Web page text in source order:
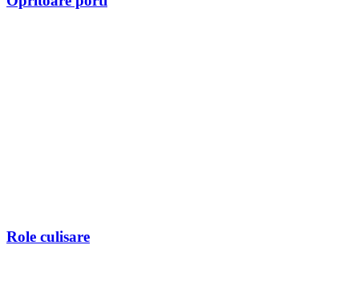
Role culisare